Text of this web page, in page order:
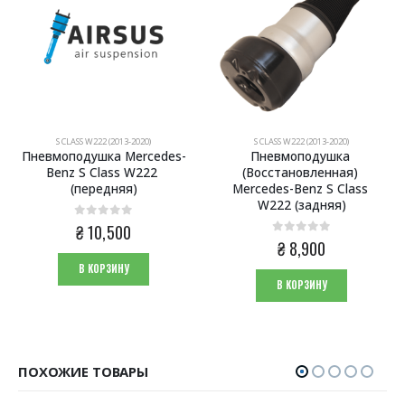
S CLASS W222 (2013-2020)
Пневмоподушка Mercedes-
Benz S Class W222
(передняя)
0 из 5
₴10,500
В КОРЗИНУ
S CLASS W222 (2013-2020)
Пневмоподушка
(Восстановленная)
Mercedes-Benz S Class
W222 (задняя)
0из 5
₴8,900
В КОРЗИНУ
ПОХОЖИЕ ТОВАРЫ